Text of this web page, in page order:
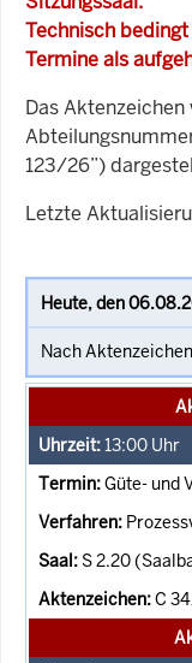
Technisch
Termine als
Das
123/26”)
Letzte
13:00 Uhr
Güte- und
S 2.20
C